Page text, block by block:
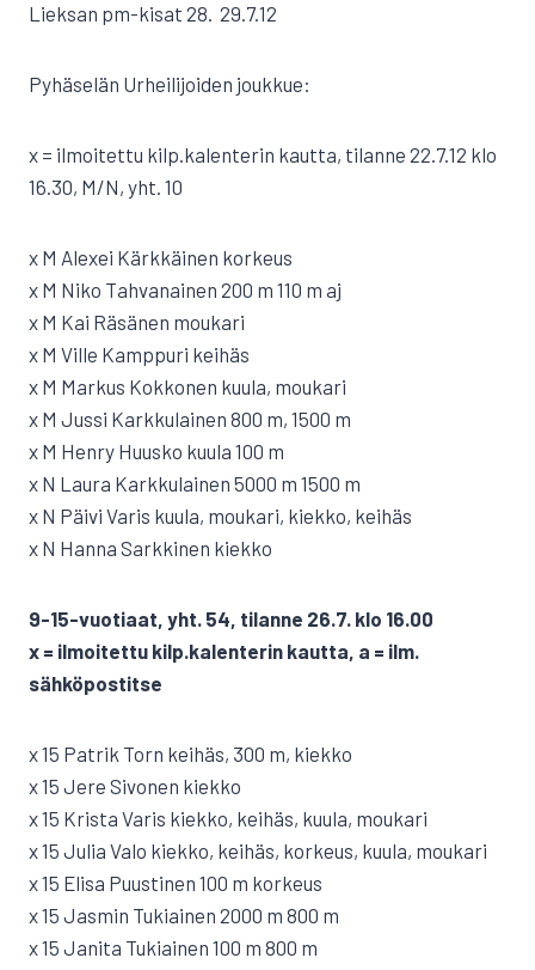
Lieksan pm-kisat 28.  29.7.12
Pyhäselän Urheilijoiden joukkue:
x = ilmoitettu kilp.kalenterin kautta, tilanne 22.7.12 klo
16.30, M/N, yht. 10
x M Alexei Kärkkäinen korkeus
x M Niko Tahvanainen 200 m 110 m aj
x M Kai Räsänen moukari
x M Ville Kamppuri keihäs
x M Markus Kokkonen kuula, moukari
x M Jussi Karkkulainen 800 m, 1500 m
x M Henry Huusko kuula 100 m
x N Laura Karkkulainen 5000 m 1500 m
x N Päivi Varis kuula, moukari, kiekko, keihäs
x N Hanna Sarkkinen kiekko
9-15-vuotiaat, yht. 54, tilanne 26.7. klo 16.00
x = ilmoitettu kilp.kalenterin kautta, a = ilm.
sähköpostitse
x 15 Patrik Torn keihäs, 300 m, kiekko
x 15 Jere Sivonen kiekko
x 15 Krista Varis kiekko, keihäs, kuula, moukari
x 15 Julia Valo kiekko, keihäs, korkeus, kuula, moukari
x 15 Elisa Puustinen 100 m korkeus
x 15 Jasmin Tukiainen 2000 m 800 m
x 15 Janita Tukiainen 100 m 800 m